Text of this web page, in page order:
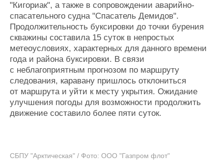
Реклама
Конференции
Выставки и семинары
Личности
Словарь
Флот
Галерея флота
Форум
Отзывы
Все службы
"Кигориак", а также в сопровождении аварийно-
спасательного судна "Спасатель Демидов".
Продолжительность буксировки до точки бурения
скважины составила 15 суток в непростых
метеоусловиях, характерных для данного времени
года и района буксировки. В связи
с неблагоприятным прогнозом по маршруту
следования, каравану пришлось отклониться
от маршрута и уйти к месту укрытия. Ожидание
улучшения погоды для возможности продолжить
движение составило более пяти суток.
СБПУ "Арктическая" / Фото: ООО "Газпром флот"